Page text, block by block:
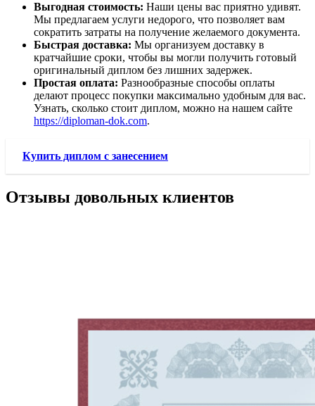
Выгодная стоимость: Наши цены вас приятно удивят.
Мы предлагаем услуги недорого, что позволяет вам
сократить затраты на получение желаемого документа.
Быстрая доставка: Мы организуем доставку в
кратчайшие сроки, чтобы вы могли получить готовый
оригинальный диплом без лишних задержек.
Простая оплата: Разнообразные способы оплаты
делают процесс покупки максимально удобным для вас.
Узнать, сколько стоит диплом, можно на нашем сайте
https://diploman-dok.com.
Купить диплом с занесением
Отзывы довольных клиентов